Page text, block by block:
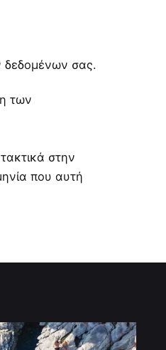
δεδομένων σας.
των
στην
που αυτή